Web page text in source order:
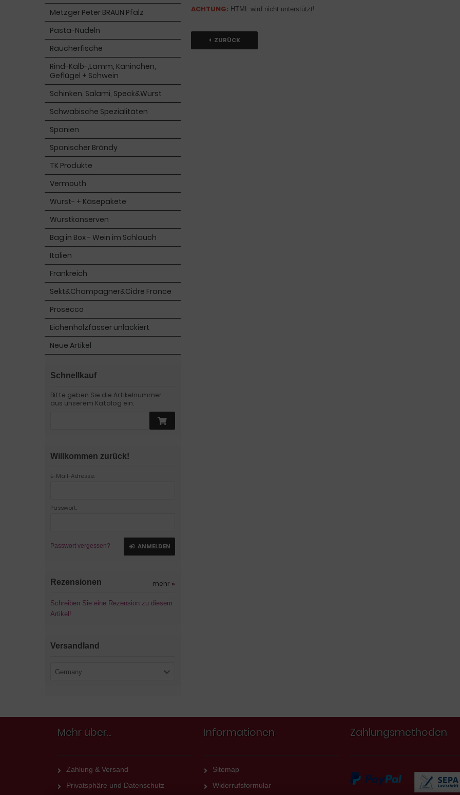
ACHTUNG: HTML wird nicht unterstützt!
ZURÜCK
Metzger Peter BRAUN Pfalz
Pasta-Nudeln
Räucherfische
Rind-Kalb-,Lamm, Kaninchen,
Geflügel + Schwein
Schinken, Salami, Speck&Wurst
Schwäbische Spezialitäten
Spanien
Spanischer Brändy
TK Produkte
Vermouth
Wurst- + Käsepakete
Wurstkonserven
Bag in Box - Wein im Schlauch
Italien
Frankreich
Sekt&Champagner&Cidre France
Prosecco
Eichenholzfässer unlackiert
Neue Artikel
Schnellkauf
Bitte geben Sie die Artikelnummer
aus unserem Katalog ein.
Willkommen zurück!
E-Mail-Adresse:
Passwort:
Passwort vergessen? ANMELDEN
Rezensionen mehr »
Schreiben Sie eine Rezension zu diesem
Artikel!
Versandland
Germany
Mehr über...
Zahlung & Versand
Privatsphäre und Datenschutz
Informationen
Sitemap
Widerrufsformular
Zahlungsmethoden